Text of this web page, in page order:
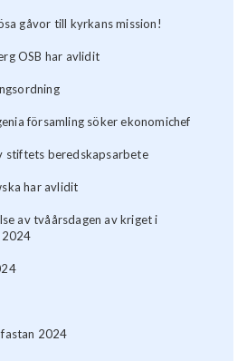
gåvor till kyrkans mission!
OSB har avlidit
församling söker ekonomichef
stiftets beredskapsarbete
har avlidit
av tvåårsdagen av kriget i
2024
2024